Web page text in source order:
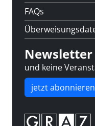
FAQs
und keine
jetzt abonnieren